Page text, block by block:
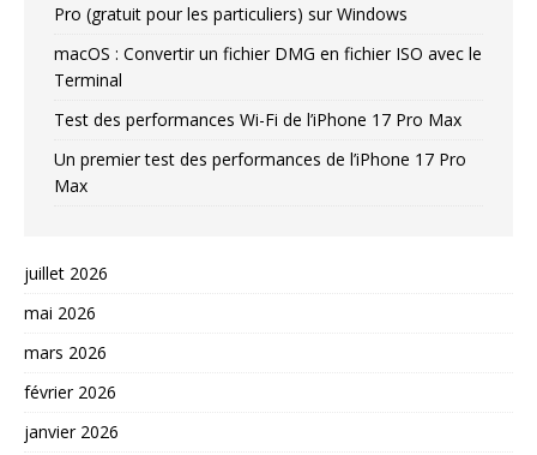
Pro (gratuit pour les particuliers) sur Windows
macOS : Convertir un fichier DMG en fichier ISO avec le
Terminal
Test des performances Wi-Fi de l’iPhone 17 Pro Max
Un premier test des performances de l’iPhone 17 Pro
Max
juillet 2026
mai 2026
mars 2026
février 2026
janvier 2026